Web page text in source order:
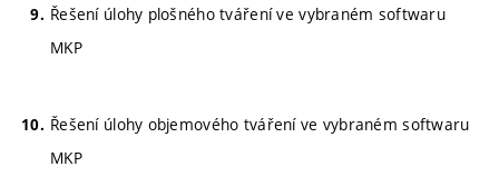
Řešení úlohy plošného tváření ve vybraném softwaru
MKP
Řešení úlohy objemového tváření ve vybraném softwaru
MKP